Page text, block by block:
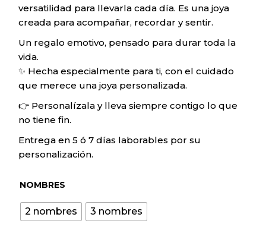
versatilidad para llevarla cada día. Es una joya
creada para acompañar, recordar y sentir.
Un regalo emotivo, pensado para durar toda la
vida.
✨ Hecha especialmente para ti, con el cuidado
que merece una joya personalizada.
👉 Personalízala y lleva siempre contigo lo que
no tiene fin.
Entrega en 5 ó 7 días laborables por su
personalización.
NOMBRES
2 nombres 3 nombres